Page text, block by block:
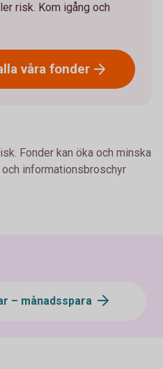
risk. Kom igång och
våra fonder
Fonder kan öka och minska
informationsbroschyr
– månadsspara